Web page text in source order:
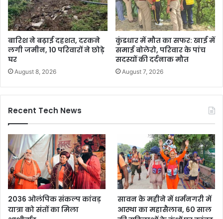
बारिश ने बढ़ाई दहशत, दरकने
लगी जमीन, 10 परिवारों ने छोड़े
घर
August 8, 2026
कुंडधार में मौत का सफर: खाई में
समाई बोलेरो, परिवार के पांच
सदस्यों की दर्दनाक मौत
August 7, 2026
Recent Tech News
2036 ओलंपिक संकल्प कांवड़
यात्रा को संतों का मिला
सावन के महीने में धर्मनगरी में
आस्था का महासैलाब, 60 साल